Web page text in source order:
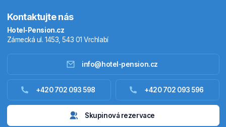
Ubytování zahraniční
Kontaktujte nás
Hotel-Pension.cz
Zámecká ul. 1453, 543 01 Vrchlabí
info@hotel-pension.cz
+420 702 093 598 +420 702 093 596
Skupinová rezervace